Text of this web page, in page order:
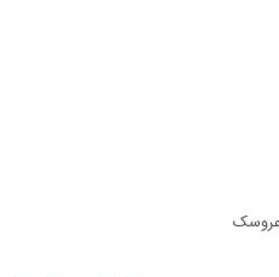
عروسک